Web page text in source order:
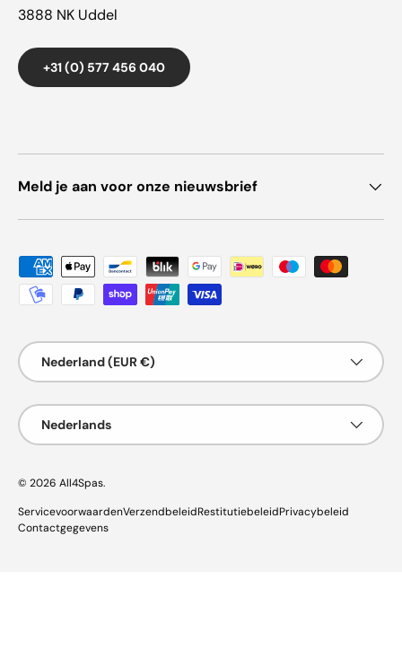
3888 NK Uddel
+31 (0) 577 456 040
Meld je aan voor onze nieuwsbrief
Geaccepteerde betaalmethoden
Land/Regio
Nederland (EUR €)
Taal
Nederlands
© 2026 All4Spas.
ServicevoorwaardenVerzendbeleidRestitutiebeleidPrivacybeleid
Contactgegevens